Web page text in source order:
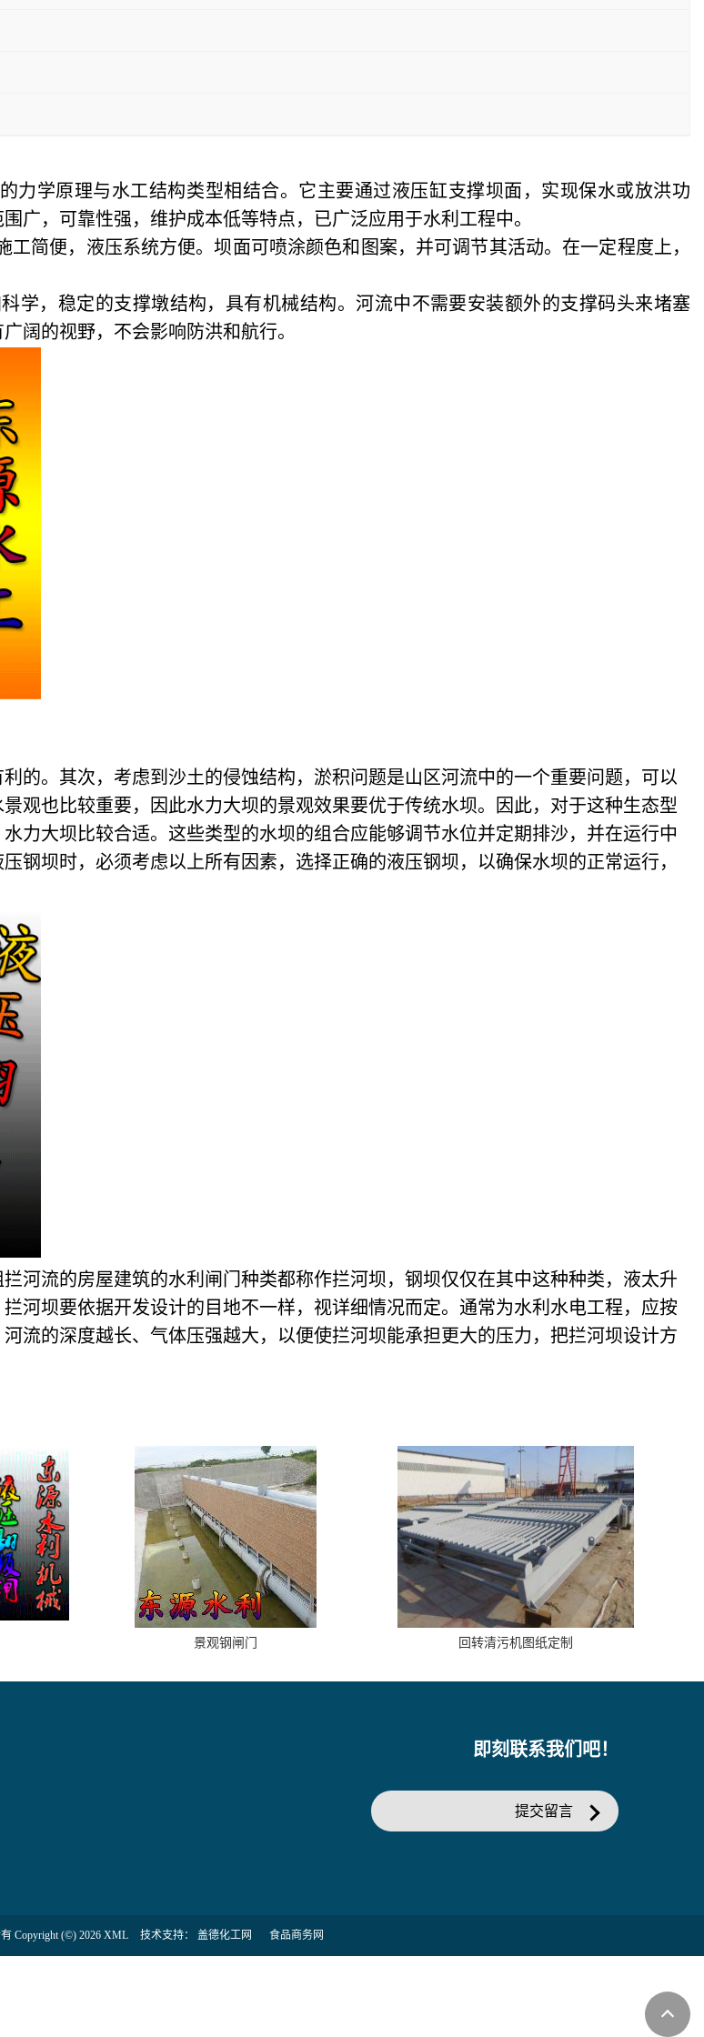
力学原理与水工结构类型相结合。它主要通过液压缸支撑坝面，实现保水或放洪功
广，可靠性强，维护成本低等特点，已广泛应用于水利工程中。
简便，液压系统方便。坝面可喷涂颜色和图案，并可调节其活动。在一定程度上，
学，稳定的支撑墩结构，具有机械结构。河流中不需要安装额外的支撑码头来堵塞
阔的视野，不会影响防洪和航行。
的。其次，考虑到沙土的侵蚀结构，淤积问题是山区河流中的一个重要问题，可以
观也比较重要，因此水力大坝的景观效果要优于传统水坝。因此，对于这种生态型
力大坝比较合适。这些类型的水坝的组合应能够调节水位并定期排沙，并在运行中
钢坝时，必须考虑以上所有因素，选择正确的液压钢坝，以确保水坝的正常运行，
河流的房屋建筑的水利闸门种类都称作拦河坝，钢坝仅仅在其中这种种类，液太升
河坝要依据开发设计的目地不一样，视详细情况而定。通常为水利水电工程，应按
流的深度越长、气体压强越大，以便使拦河坝能承担更大的压力，把拦河坝设计方
景观钢闸门 回转清污机图纸定制
即刻联系我们吧！
提交留言
Copyright (©) 2026 XML 技术支持： 盖德化工网 食品商务网